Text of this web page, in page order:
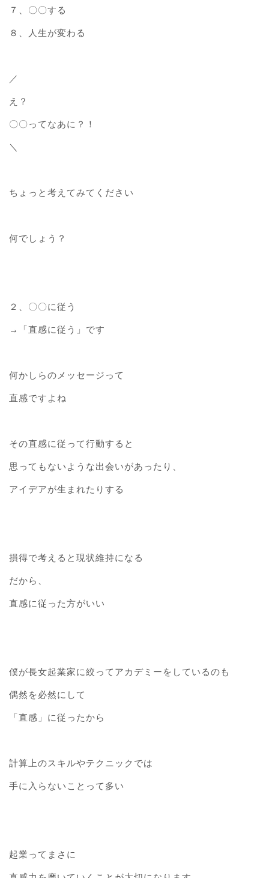
７、〇〇する
８、人生が変わる
／
え？
〇〇ってなあに？！
＼
ちょっと考えてみてください
何でしょう？
２、〇〇に従う
→「直感に従う」です
何かしらのメッセージって
直感ですよね
その直感に従って行動すると
思ってもないような出会いがあったり、
アイデアが生まれたりする
損得で考えると現状維持になる
だから、
直感に従った方がいい
僕が長女起業家に絞ってアカデミーをしているのも
偶然を必然にして
「直感」に従ったから
計算上のスキルやテクニックでは
手に入らないことって多い
起業ってまさに